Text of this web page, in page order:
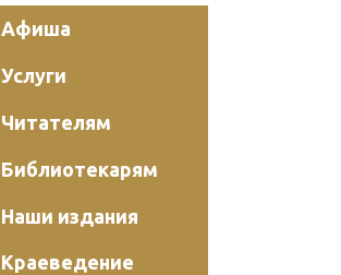
Афиша
Услуги
Читателям
Библиотекарям
Наши издания
Краеведение